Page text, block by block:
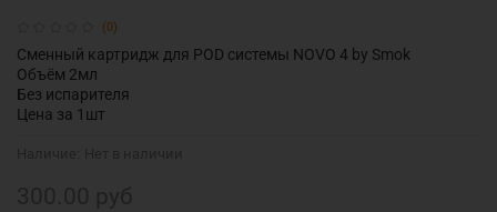
(0)
Сменный картридж для POD системы NOVO 4 by Smok
Объём 2мл
Без испарителя
Цена за 1шт